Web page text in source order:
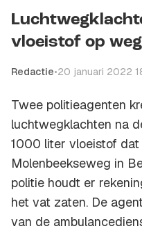
vloeistof op
Redactie•20 januari 2022
Twee politieagenten
luchtwegklachten na
1000 liter vloeistof dat
Molenbeekseweg in
politie houdt er
het vat zaten. De
van de